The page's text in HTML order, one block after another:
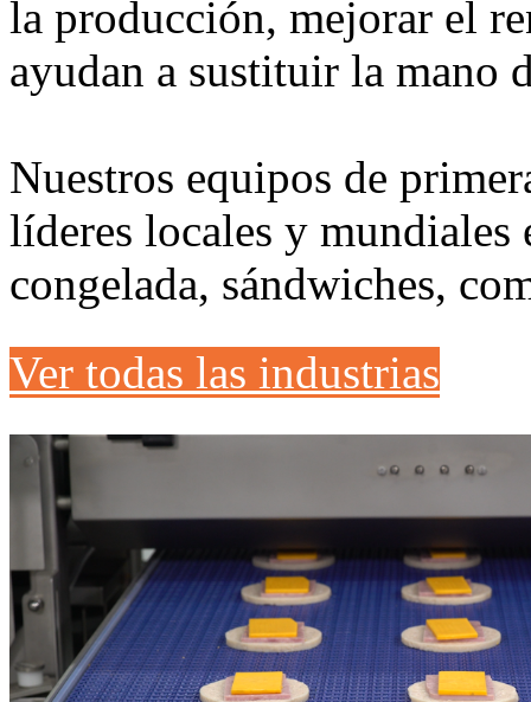
la producción, mejorar el
ayudan a sustituir la
Nuestros equipos de
líderes locales y mundiales
congelada, sándwiches,
Ver todas las industrias